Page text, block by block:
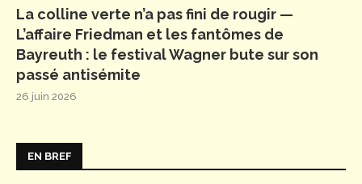
La colline verte n’a pas fini de rougir —
L’affaire Friedman et les fantômes de
Bayreuth : le festival Wagner bute sur son
passé antisémite
26 juin 2026
EN BREF